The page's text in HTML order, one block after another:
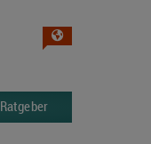
Sprache
Ratgeber